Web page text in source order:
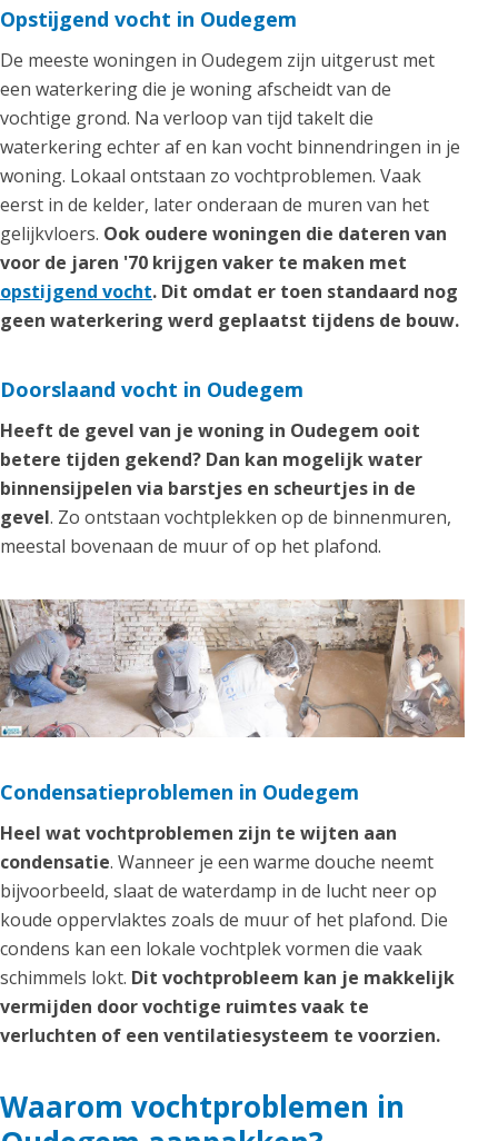
Opstijgend vocht in Oudegem
De meeste woningen in Oudegem zijn uitgerust met
een waterkering die je woning afscheidt van de
vochtige grond. Na verloop van tijd takelt die
waterkering echter af en kan vocht binnendringen in je
woning. Lokaal ontstaan zo vochtproblemen. Vaak
eerst in de kelder, later onderaan de muren van het
gelijkvloers. Ook oudere woningen die dateren van
voor de jaren '70 krijgen vaker te maken met
opstijgend vocht. Dit omdat er toen standaard nog
geen waterkering werd geplaatst tijdens de bouw.
Doorslaand vocht in Oudegem
Heeft de gevel van je woning in Oudegem ooit
betere tijden gekend? Dan kan mogelijk water
binnensijpelen via barstjes en scheurtjes in de
gevel. Zo ontstaan vochtplekken op de binnenmuren,
meestal bovenaan de muur of op het plafond.
Condensatieproblemen in Oudegem
Heel wat vochtproblemen zijn te wijten aan
condensatie. Wanneer je een warme douche neemt
bijvoorbeeld, slaat de waterdamp in de lucht neer op
koude oppervlaktes zoals de muur of het plafond. Die
condens kan een lokale vochtplek vormen die vaak
schimmels lokt. Dit vochtprobleem kan je makkelijk
vermijden door vochtige ruimtes vaak te
verluchten of een ventilatiesysteem te voorzien.
Waarom vochtproblemen in